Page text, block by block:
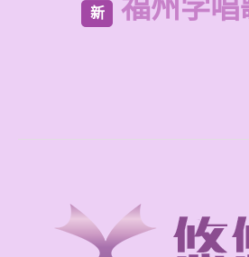
新 福州学唱